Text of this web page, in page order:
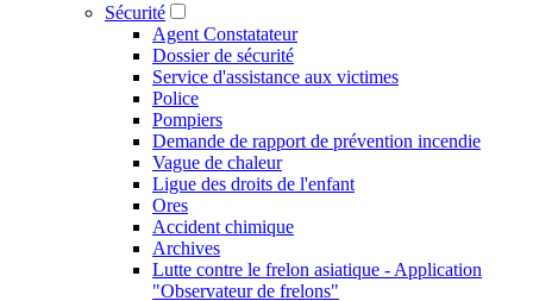
Sécurité
Agent Constatateur
Dossier de sécurité
Service d'assistance aux victimes
Police
Pompiers
Demande de rapport de prévention incendie
Vague de chaleur
Ligue des droits de l'enfant
Ores
Accident chimique
Archives
Lutte contre le frelon asiatique - Application
"Observateur de frelons"